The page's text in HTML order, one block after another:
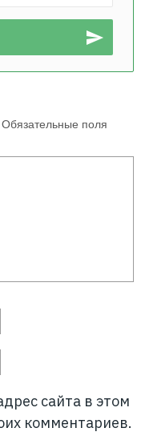
Обязательные поля
сайта в этом
комментариев.